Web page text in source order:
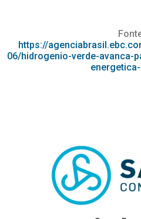
https://
06/hidrogenio-verde-avanca-